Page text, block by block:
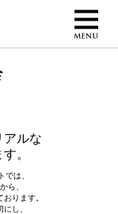
アルな
。
は、
ら、
ります。
し、